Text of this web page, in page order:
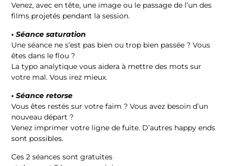
Venez, avec en tête, une image ou le passage de l’un des
films projetés pendant la session.
•Séance saturation
Une séance ne s’est pas bien ou trop bien passée ? Vous
êtes dans le flou ?
La typo analytique vous aidera à mettre des mots sur
votre mal. Vous irez mieux.
•Séance retorse
Vous êtes restés sur votre faim ? Vous avez besoin d’un
nouveau départ ?
Venez imprimer votre ligne de fuite. D’autres happy ends
sont possibles.
Ces 2 séances sont gratuites